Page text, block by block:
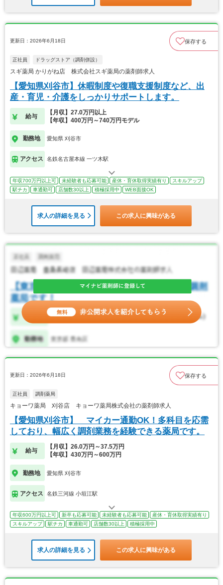
更新日：2026年6月18日 保存する
正社員 ドラッグストア（調剤併設）
スギ薬局 かりがね店 株式会社スギ薬局の薬剤師求人
【愛知県刈谷市】休暇制度や復職支援制度など、出
産・育児・介護をしっかりサポートします。
給与
【月収】27.0万円以上
【年収】400万円～740万円モデル
勤務地 愛知県 刈谷市
アクセス 名鉄名古屋本線 一ツ木駅
年収700万円以上可 未経験者も応募可能 産休・育休取得実績有り
スキルアップ
駅チカ
車通勤可 店舗数30以上 積極採用中 WEB面接OK
求人の詳細を見る この求人に興味がある
更新日：2026年6月18日 保存する
正社員 調剤薬局
キョーワ薬局 刈谷店 キョーワ薬局株式会社の薬剤師求人
【愛知県刈谷市】 マイカー通勤OK！多科目を応需
しており、幅広く調剤業務を経験できる薬局です。
給与
【月収】26.0万円～37.5万円
【年収】430万円～600万円
勤務地 愛知県 刈谷市
アクセス 名鉄三河線 小垣江駅
年収600万円以上可 新卒も応募可能 未経験者も応募可能
産休・育休取得実績有り
スキルアップ
駅チカ 車通勤可 店舗数30以上 積極採用中
求人の詳細を見る この求人に興味がある